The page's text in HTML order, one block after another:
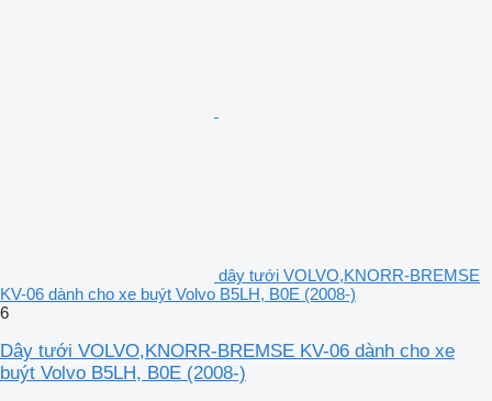
dây tưới VOLVO,KNORR-BREMSE
KV-06 dành cho xe buýt Volvo B5LH, B0E (2008-)
6
Dây tưới VOLVO,KNORR-BREMSE KV-06 dành cho xe
buýt Volvo B5LH, B0E (2008-)